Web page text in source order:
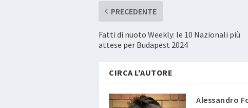
PRECEDENTE
Fatti di nuoto Weekly: le 10 Nazionali più
attese per Budapest 2024
CIRCA L'AUTORE
Alessandro